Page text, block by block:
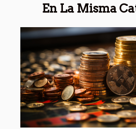
En La Misma